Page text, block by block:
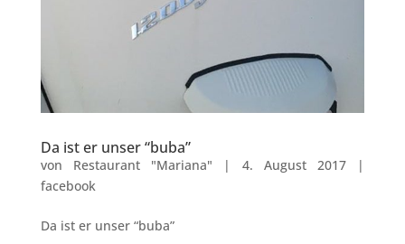
Da ist er unser “buba”
von Restaurant "Mariana" | 4. August 2017 |
facebook
Da ist er unser “buba”